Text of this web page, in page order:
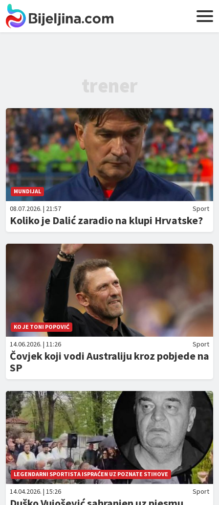
trener
MUNDIJAL
08.07.2026. | 21:57 Sport
Koliko je Dalić zaradio na klupi Hrvatske?
KO JE TONI POPOVIĆ
14.06.2026. | 11:26 Sport
Čovjek koji vodi Australiju kroz pobjede na
SP
LEGENDARNI SPORTISTA ISPRAĆEN UZ POZNATE STIHOVE
14.04.2026. | 15:26 Sport